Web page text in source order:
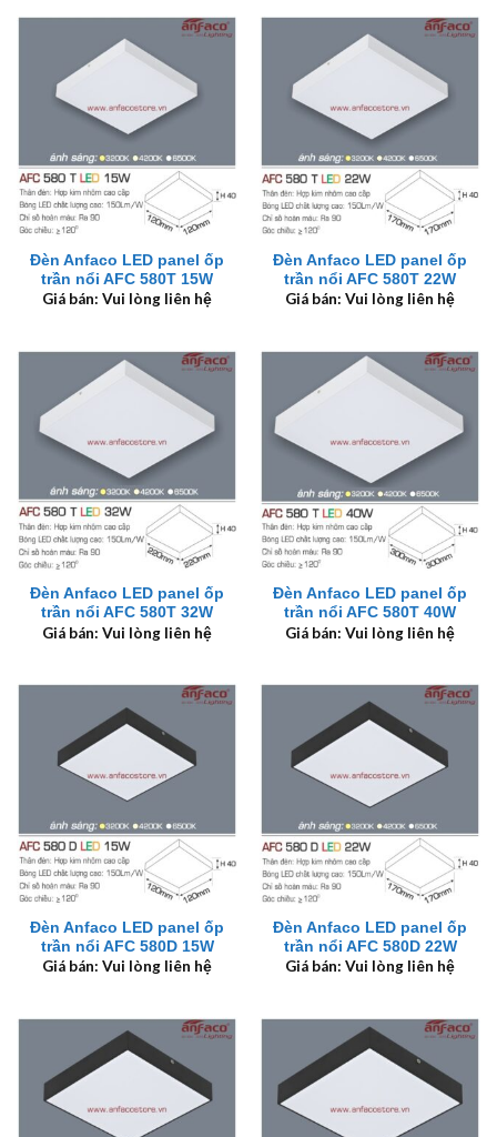
Đèn Anfaco LED panel ốp
trần nổi AFC 580T 15W
Giá bán: Vui lòng liên hệ
Đèn Anfaco LED panel ốp
trần nổi AFC 580T 22W
Giá bán: Vui lòng liên hệ
Đèn Anfaco LED panel ốp
trần nổi AFC 580T 32W
Giá bán: Vui lòng liên hệ
Đèn Anfaco LED panel ốp
trần nổi AFC 580T 40W
Giá bán: Vui lòng liên hệ
Đèn Anfaco LED panel ốp
trần nổi AFC 580D 15W
Giá bán: Vui lòng liên hệ
Đèn Anfaco LED panel ốp
trần nổi AFC 580D 22W
Giá bán: Vui lòng liên hệ